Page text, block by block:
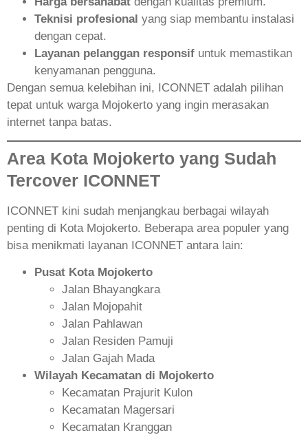
Teknisi profesional yang siap membantu instalasi
dengan cepat.
Layanan pelanggan responsif untuk memastikan
kenyamanan pengguna.
Dengan semua kelebihan ini, ICONNET adalah pilihan
tepat untuk warga Mojokerto yang ingin merasakan
internet tanpa batas.
Area Kota Mojokerto yang Sudah
Tercover ICONNET
ICONNET kini sudah menjangkau berbagai wilayah
penting di Kota Mojokerto. Beberapa area populer yang
bisa menikmati layanan ICONNET antara lain:
Pusat Kota Mojokerto
Jalan Bhayangkara
Jalan Mojopahit
Jalan Pahlawan
Jalan Residen Pamuji
Jalan Gajah Mada
Wilayah Kecamatan di Mojokerto
Kecamatan Prajurit Kulon
Kecamatan Magersari
Kecamatan Kranggan